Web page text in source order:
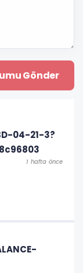
04-21-3?
1 hafta önce